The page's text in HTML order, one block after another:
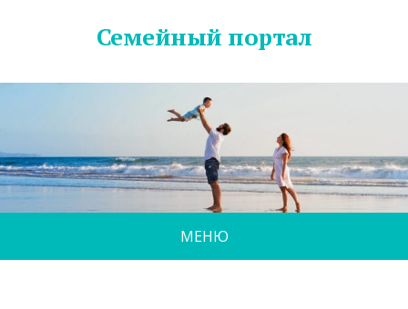
Семейный портал
МЕНЮ